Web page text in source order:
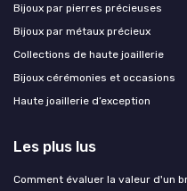
Bijoux par pierres précieuses
Bijoux par métaux précieux
Collections de haute joaillerie
Bijoux cérémonies et occasions
Haute joaillerie d’exception
Les plus lus
Comment évaluer la valeur d'un